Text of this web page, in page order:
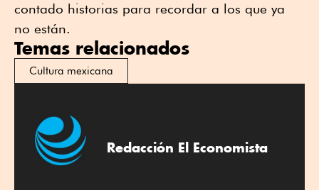
contado historias para recordar a los que ya
no están.
Temas relacionados
Cultura mexicana
Redacción El Economista